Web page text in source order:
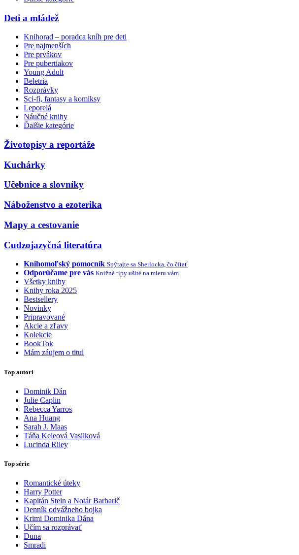
Deti a mládež
Knihorad – poradca kníh pre deti
Pre najmenších
Pre prvákov
Pre pubertiakov
Young Adult
Beletria
Rozprávky
Sci-fi, fantasy a komiksy
Leporelá
Náučné knihy
Ďalšie kategórie
Životopisy a reportáže
Kuchárky
Učebnice a slovníky
Náboženstvo a ezoterika
Mapy a cestovanie
Cudzojazyčná literatúra
Knihomoľský pomocník Spýtajte sa Sherlocka, čo čítať
Odporúčame pre vás Knižné tipy ušité na mieru vám
Všetky knihy
Knihy roka 2025
Bestsellery
Novinky
Pripravované
Akcie a zľavy
Kolekcie
BookTok
Mám záujem o titul
Top autori
Dominik Dán
Julie Caplin
Rebecca Yarros
Ana Huang
Sarah J. Maas
Táňa Keleová Vasilková
Lucinda Riley
Top série
Romantické úteky
Harry Potter
Kapitán Stein a Notár Barbarič
Denník odvážneho bojka
Krimi Dominika Dána
Učím sa rozprávať
Duna
Smradi